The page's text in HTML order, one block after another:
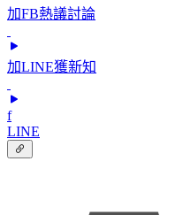
加FB熱議討論
加LINE獲新知
f
LINE